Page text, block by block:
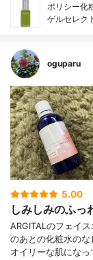
ポリシー化
ゲルセレク
oguparu
5.00
しみしみのふっ
ARGITALのフェイ
のあとの化粧水のな
オイリーな肌にな